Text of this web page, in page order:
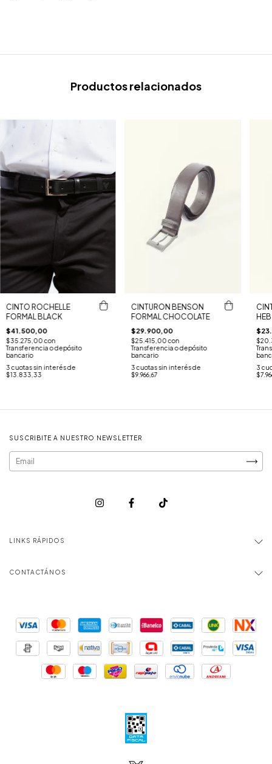
Productos relacionados
CINTO ROCHELLE
FORMAL BLACK
$41.500,00
$35.275,00con
Transferencia o depósito
bancario
3 cuotas sin interés de
$13.833,33
CINTURON BENSON
FORMAL CHOCOLATE
$29.900,00
$25.415,00con
Transferencia o depósito
bancario
3 cuotas sin interés de
$9.966,67
3
SUSCRIBITE A NUESTRO NEWSLETTER
LINKS RÁPIDOS
CONTACTÁNOS